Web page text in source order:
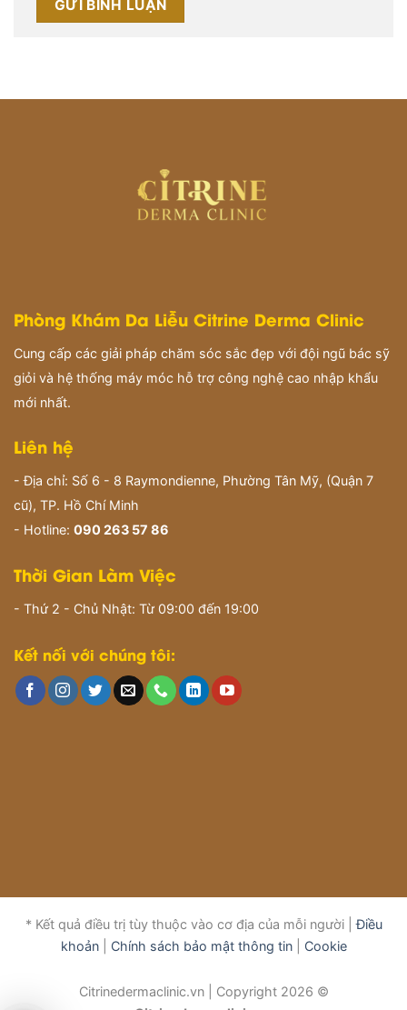
Phòng Khám Da Liễu Citrine Derma Clinic
Cung cấp các giải pháp chăm sóc sắc đẹp với đội ngũ bác sỹ
giỏi và hệ thống máy móc hỗ trợ công nghệ cao nhập khẩu
mới nhất.
Liên hệ
- Địa chỉ: Số 6 - 8 Raymondienne, Phường Tân Mỹ, (Quận 7
cũ), TP. Hồ Chí Minh
- Hotline: 090 263 57 86
Thời Gian Làm Việc
- Thứ 2 - Chủ Nhật: Từ 09:00 đến 19:00
Kết nối với chúng tôi:
* Kết quả điều trị tùy thuộc vào cơ địa của mỗi người |Điều
khoản| Chính sách bảo mật thông tin| Cookie
Citrinedermaclinic.vn | Copyright 2026 ©